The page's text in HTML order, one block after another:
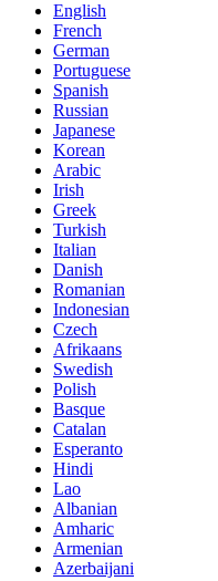
English
French
German
Portuguese
Spanish
Russian
Japanese
Korean
Arabic
Irish
Greek
Turkish
Italian
Danish
Romanian
Indonesian
Czech
Afrikaans
Swedish
Polish
Basque
Catalan
Esperanto
Hindi
Lao
Albanian
Amharic
Armenian
Azerbaijani